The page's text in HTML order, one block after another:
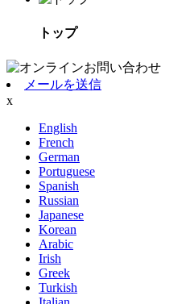
トップ
メールを送信
x
English
French
German
Portuguese
Spanish
Russian
Japanese
Korean
Arabic
Irish
Greek
Turkish